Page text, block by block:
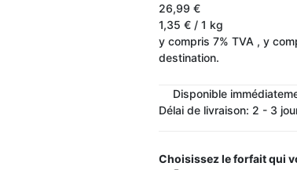
26,99 €
1,35 € / 1 kg
y compris 7% TVA , y
destination.
Disponible
Délai de livraison: 2 - 3
Choisissez le forfait qui